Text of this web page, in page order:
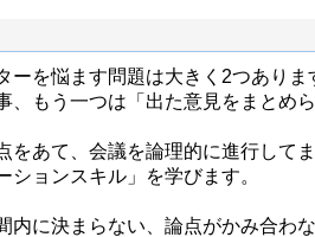
ーを悩ます問題は大きく2つありま
、もう一つは「出た意見をまとめ
をあて、会議を論理的に進行して
ションスキル」を学びます。
内に決まらない、論点がかみ合わ